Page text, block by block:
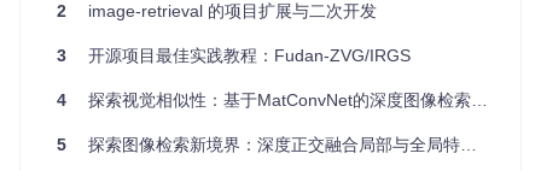
相似图像的应用场景，例如社交媒体中的图片搜索、智能安防
际产品开发中，都能发挥重要作用。
4、项目特点
灵活性：支持多种损失函数和模型架构，方便用户根据需求
2 image-retrieval 的项目扩展与二次开发
3 开源项目最佳实践教程：Fudan-ZVG/IRGS
4 探索视觉相似性：基于MatConvNet的深度图像检索工具箱
5 探索图像检索新境界：深度正交融合局部与全局特征的PyTorch实践——DOLG